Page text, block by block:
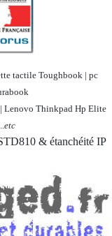
tactile Toughbook | pc
Lenovo Thinkpad Hp Elite
etc
& étanchéité IP